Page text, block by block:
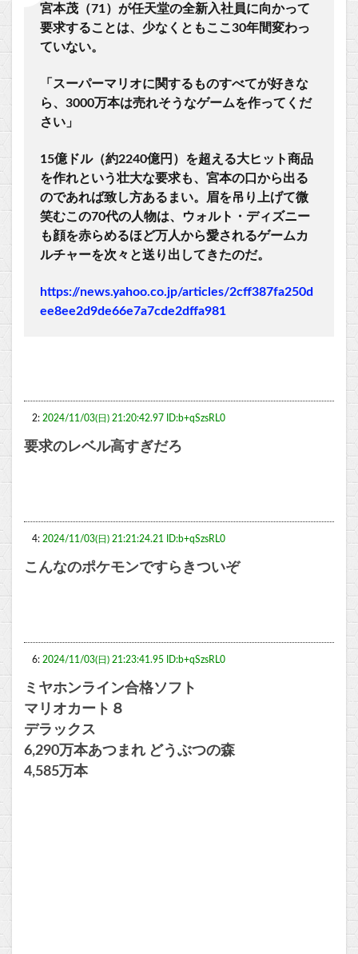
宮本茂（71）が任天堂の全新入社員に向かって
要求することは、少なくともここ30年間変わっ
ていない。
「スーパーマリオに関するものすべてが好きな
ら、3000万本は売れそうなゲームを作ってくだ
さい」
15億ドル（約2240億円）を超える大ヒット商品
を作れという壮大な要求も、宮本の口から出る
のであれば致し方あるまい。眉を吊り上げて微
笑むこの70代の人物は、ウォルト・ディズニー
も顔を赤らめるほど万人から愛されるゲームカ
ルチャーを次々と送り出してきたのだ。
https://news.yahoo.co.jp/articles/2cff387fa250d
ee8ee2d9de66e7a7cde2dffa981
2: 2024/11/03(日) 21:20:42.97 ID:b+qSzsRL0
要求のレベル高すぎだろ
4: 2024/11/03(日) 21:21:24.21 ID:b+qSzsRL0
こんなのポケモンですらきついぞ
6: 2024/11/03(日) 21:23:41.95 ID:b+qSzsRL0
ミヤホンライン合格ソフト
マリオカート８
デラックス
6,290万本あつまれ どうぶつの森
4,585万本